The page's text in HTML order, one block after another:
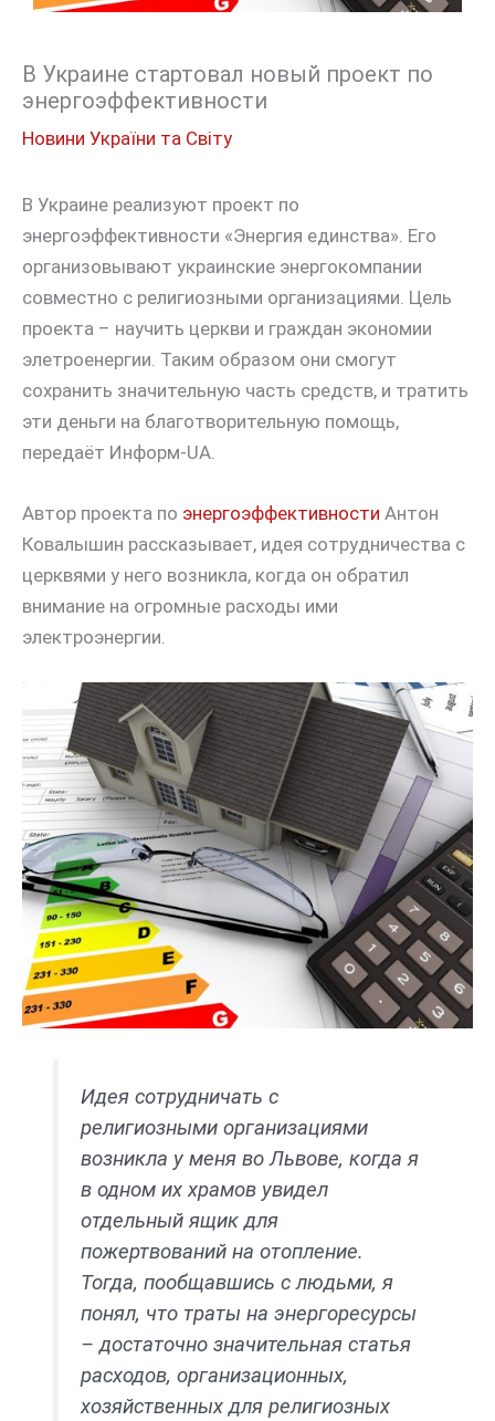
В Украине стартовал новый проект по
энергоэффективности
Новини України та Світу
В Украине реализуют проект по
энергоэффективности «Энергия единства». Его
организовывают украинские энергокомпании
совместно с религиозными организациями. Цель
проекта – научить церкви и граждан экономии
элетроенергии. Таким образом они смогут
сохранить значительную часть средств, и тратить
эти деньги на благотворительную помощь,
передаёт Информ-UA.
Автор проекта по энергоэффективности Антон
Ковалышин рассказывает, идея сотрудничества с
церквями у него возникла, когда он обратил
внимание на огромные расходы ими
электроэнергии.
Идея сотрудничать с
религиозными организациями
возникла у меня во Львове, когда я
в одном их храмов увидел
отдельный ящик для
пожертвований на отопление.
Тогда, пообщавшись с людьми, я
понял, что траты на энергоресурсы
– достаточно значительная статья
расходов, организационных,
хозяйственных для религиозных